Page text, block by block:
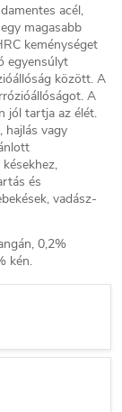
acél,
magasabb
keménységet
egyensúlyt
között. A
A
jól tartja az élét.
hajlás vagy
és
vadász-
0,2%
kén.